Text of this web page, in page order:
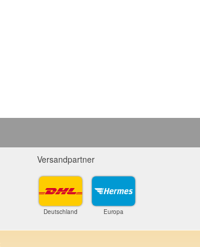
Versandpartner
Deutschland Europa